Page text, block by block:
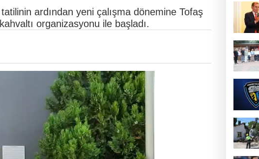
ardından yeni çalışma dönemine Tofaş
organizasyonu ile başladı.